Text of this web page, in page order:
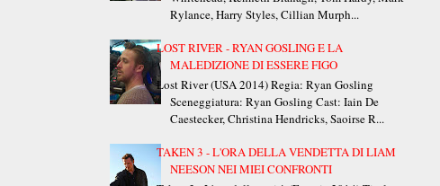
Rylance, Harry Styles, Cillian Murph...
LOST RIVER - RYAN GOSLING E LA
MALEDIZIONE DI ESSERE FIGO
Lost River (USA 2014) Regia: Ryan Gosling
Sceneggiatura: Ryan Gosling Cast: Iain De
Caestecker, Christina Hendricks, Saoirse R...
TAKEN 3 - L'ORA DELLA VENDETTA DI LIAM
NEESON NEI MIEI CONFRONTI